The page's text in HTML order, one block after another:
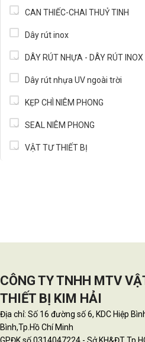
CAN THIẾC-CHAI THUỶ TINH
Dây rút inox
DÂY RÚT NHỰA - DÂY RÚT INOX
Dây rút nhựa UV ngoài trời
KẸP CHÌ NIÊM PHONG
SEAL NIÊM PHONG
VẬT TƯ THIẾT BỊ
CÔNG TY TNHH MTV
THIẾT BỊ KIM HẢI
Địa chỉ: Số 16 đường số 6, KDC Hiệp
Bình,Tp.Hồ Chí Minh